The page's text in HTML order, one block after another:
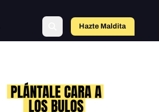
Hazte Maldita